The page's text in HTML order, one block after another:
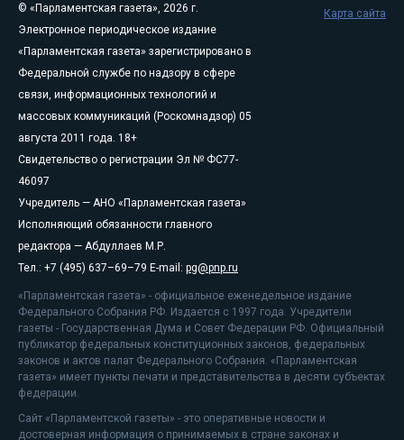
© «Парламентская газета», 2026 г.
Электронное периодическое издание
«Парламентская газета» зарегистрировано в
Федеральной службе по надзору в сфере
связи, информационных технологий и
массовых коммуникаций (Роскомнадзор) 05
августа 2011 года. 18+
Свидетельство о регистрации Эл № ФС77-
46097
Учредитель — АНО «Парламентская газета»
Исполняющий обязанности главного
редактора — Абдуллаев М.Р.
Тел.: +7 (495) 637–69–79 E-mail: pg@pnp.ru
«Парламентская газета» - официальное еженедельное издание
Федерального Собрания РФ. Издается с 1997 года. Учредители
газеты - Государственная Дума и Совет Федерации РФ. Официальный
публикатор федеральных конституционных законов, федеральных
законов и актов палат Федерального Собрания. «Парламентская
газета» имеет пункты печати и представительства в десяти субъектах
федерации.
Сайт «Парламентской газеты» - это оперативные новости и
достоверная информация о принимаемых в стране законах и
Карта сайта